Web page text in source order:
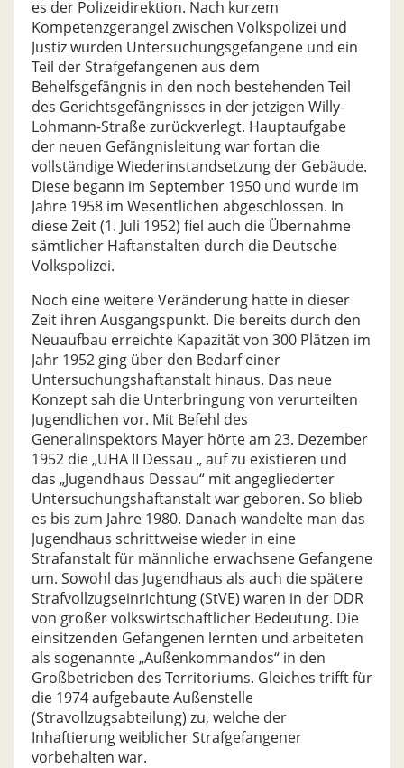
es der Polizeidirektion. Nach kurzem
Kompetenzgerangel zwischen Volkspolizei und
Justiz wurden Untersuchungsgefangene und ein
Teil der Strafgefangenen aus dem
Behelfsgefängnis in den noch bestehenden Teil
des Gerichtsgefängnisses in der jetzigen Willy-
Lohmann-Straße zurückverlegt. Hauptaufgabe
der neuen Gefängnisleitung war fortan die
vollständige Wiederinstandsetzung der Gebäude.
Diese begann im September 1950 und wurde im
Jahre 1958 im Wesentlichen abgeschlossen. In
diese Zeit (1. Juli 1952) fiel auch die Übernahme
sämtlicher Haftanstalten durch die Deutsche
Volkspolizei.
Noch eine weitere Veränderung hatte in dieser
Zeit ihren Ausgangspunkt. Die bereits durch den
Neuaufbau erreichte Kapazität von 300 Plätzen im
Jahr 1952 ging über den Bedarf einer
Untersuchungshaftanstalt hinaus. Das neue
Konzept sah die Unterbringung von verurteilten
Jugendlichen vor. Mit Befehl des
Generalinspektors Mayer hörte am 23. Dezember
1952 die „UHA II Dessau „ auf zu existieren und
das „Jugendhaus Dessau“ mit angegliederter
Untersuchungshaftanstalt war geboren. So blieb
es bis zum Jahre 1980. Danach wandelte man das
Jugendhaus schrittweise wieder in eine
Strafanstalt für männliche erwachsene Gefangene
um. Sowohl das Jugendhaus als auch die spätere
Strafvollzugseinrichtung (StVE) waren in der DDR
von großer volkswirtschaftlicher Bedeutung. Die
einsitzenden Gefangenen lernten und arbeiteten
als sogenannte „Außenkommandos“ in den
Großbetrieben des Territoriums. Gleiches trifft für
die 1974 aufgebaute Außenstelle
(Stravollzugsabteilung) zu, welche der
Inhaftierung weiblicher Strafgefangener
vorbehalten war.